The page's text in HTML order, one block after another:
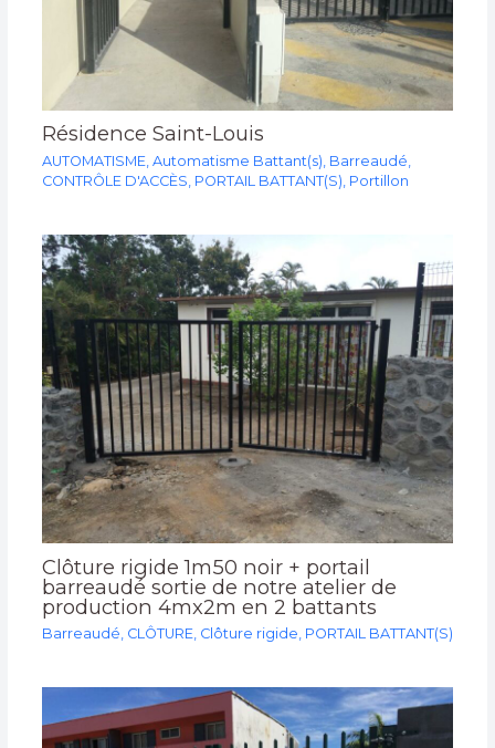
Résidence Saint-Louis
AUTOMATISME, Automatisme Battant(s) Barreaudé
CONTRÔLE D'ACCÈS PORTAIL BATTANT(S) Portillon
Clôture rigide 1m50 noir + portail
barreaudé sortie de notre atelier de
production 4mx2m en 2 battants
Barreaudé, CLÔTURE, Clôture rigide, PORTAIL BATTANT(S)